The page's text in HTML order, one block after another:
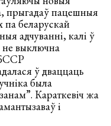
прыгадаў пацешныя
па беларускай
адчуванні, калі ў
не выключна
ў дваццаць
была
Караткевіч жа
і